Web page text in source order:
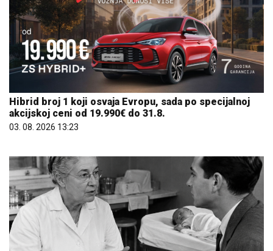
Hibrid broj 1 koji osvaja Evropu, sada po specijalnoj
akcijskoj ceni od 19.990€ do 31.8.
03. 08. 2026 13:23